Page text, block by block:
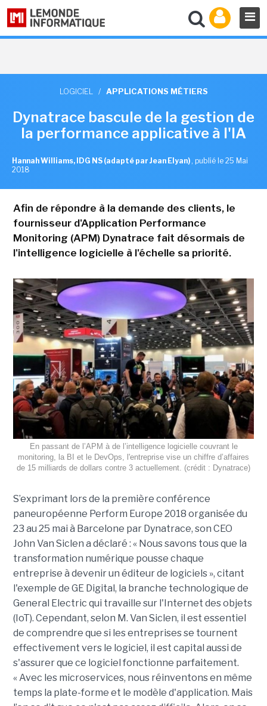
LOGICIEL / APPLICATIONS MÉTIERS
Dynatrace bascule de la gestion de
la performance applicative à l'IA
Hannah Williams, IDG NS (adapté par Jean Elyan) , publié le 25 Mai
2018
Afin de répondre à la demande des clients, le
fournisseur d'Application Performance
Monitoring (APM) Dynatrace fait désormais de
l'intelligence logicielle à l'échelle sa priorité.
En passant de l’APM à de l’intelligence logicielle couvrant le
monitoring, la BI et le DevOps, l'entreprise vise un chiffre d’affaires
de 15 milliards de dollars contre 3 actuellement. (crédit : Dynatrace)
S’exprimant lors de la première conférence
paneuropéenne Perform Europe 2018 organisée du
23 au 25 mai à Barcelone par Dynatrace, son CEO
John Van Siclen a déclaré : « Nous savons tous que la
transformation numérique pousse chaque
entreprise à devenir un éditeur de logiciels », citant
l'exemple de GE Digital, la branche technologique de
General Electric qui travaille sur l'Internet des objets
(IoT). Cependant, selon M. Van Siclen, il est essentiel
de comprendre que si les entreprises se tournent
effectivement vers le logiciel, il est capital aussi de
s'assurer que ce logiciel fonctionne parfaitement.
« Avec les microservices, nous réinventons en même
temps la plate-forme et le modèle d'application. Mais